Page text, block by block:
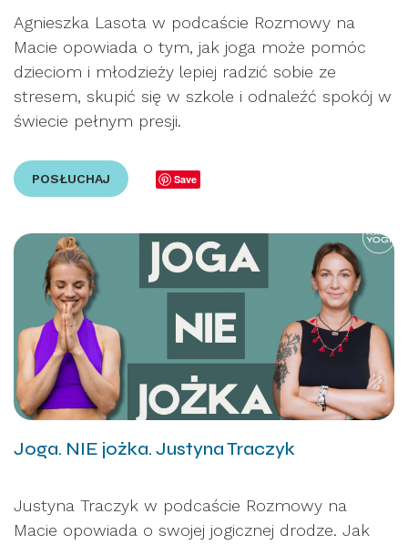
Agnieszka Lasota w podcaście Rozmowy na
Macie opowiada o tym, jak joga może pomóc
dzieciom i młodzieży lepiej radzić sobie ze
stresem, skupić się w szkole i odnaleźć spokój w
świecie pełnym presji.
POSŁUCHAJ Save
Joga. NIE jożka. Justyna Traczyk
Justyna Traczyk w podcaście Rozmowy na
Macie opowiada o swojej jogicznej drodze. Jak